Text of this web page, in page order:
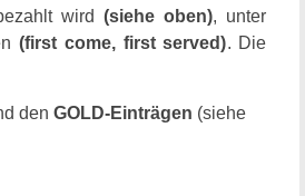
wird(siehe oben), unter
(first come, first served). Die
den GOLD-Einträgen (siehe